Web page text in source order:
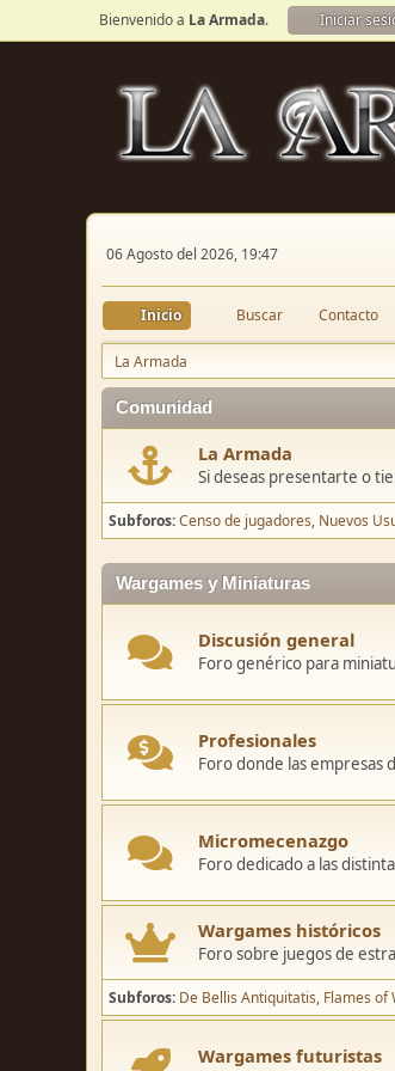
Bienvenido a La Armada. Iniciar
06 Agosto del 2026, 19:47
Inicio Buscar Contacto
La Armada
Comunidad
La Armada
Si deseas presentarte o
Subforos Censo de jugadores Nuevos
Wargames y Miniaturas
Discusión general
Foro genérico para
Profesionales
Foro donde las empresas
Micromecenazgo
Foro dedicado a las
Wargames históricos
Foro sobre juegos de
Subforos De Bellis Antiquitatis Flames of
Wargames futuristas